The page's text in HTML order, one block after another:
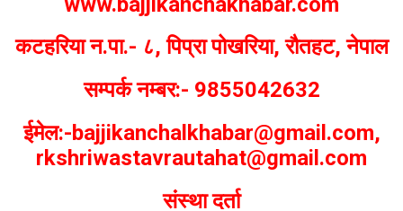
कटहरिया न.पा.- ८, पिप्रा पोखरिया, रौतहट, नेपाल
सम्पर्क नम्बर:- 9855042632
ईमेल:-bajjikanchalkhabar@gmail.com,
rkshriwastavrautahat@gmail.com
संस्था दर्ता